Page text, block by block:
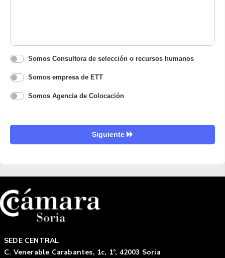
Somos Consultora de selección o recursos humanos
Somos empresa de ETT
Somos Agencia de Colocación
Siguiente
SEDE CENTRAL
C. Venerable Carabantes, 1c, 1º, 42003 Soria